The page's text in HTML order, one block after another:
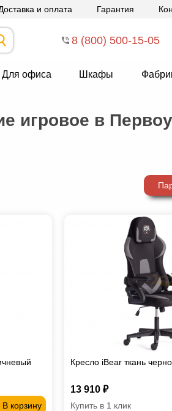
и оплата Гарантия
8 (800) 500-15-05
Для офиса Шкафы
игровое в
В корзину
Кресло iBear ткань
13 910 ₽
Купить в 1 клик